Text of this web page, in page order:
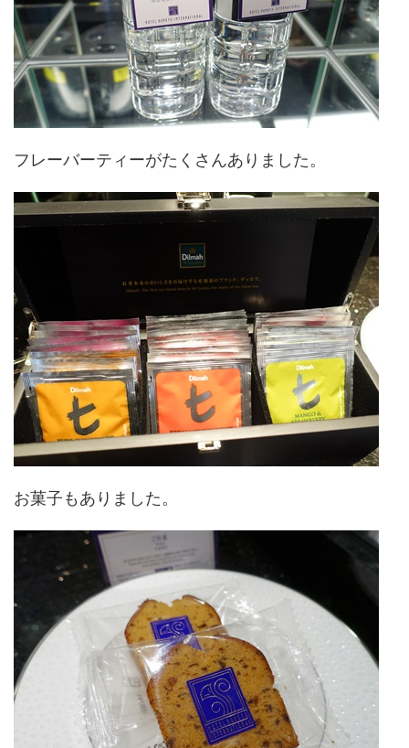
フレーバーティーがたくさんありました。
お菓子もありました。